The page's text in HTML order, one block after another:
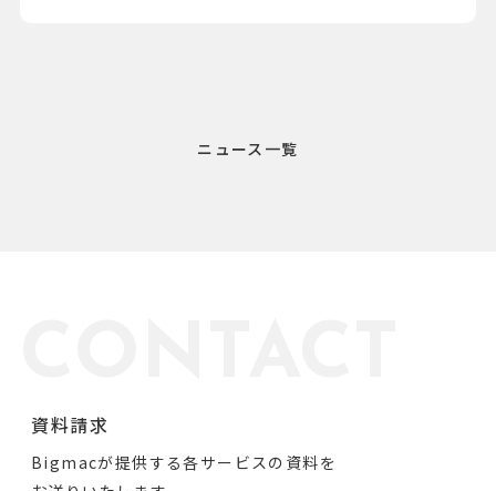
ニュース一覧
資料請求
Bigmacが提供する各サービスの資料を